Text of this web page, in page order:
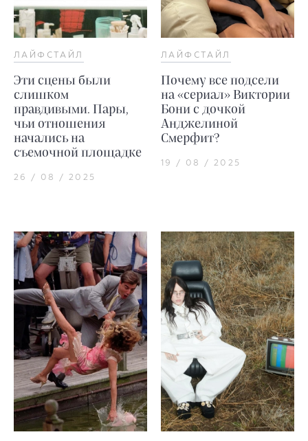
ЛАЙФСТАЙЛ
Эти сцены были
слишком
правдивыми. Пары,
чьи отношения
начались на
съемочной площадке
26 / 08 / 2025
ЛАЙФСТАЙЛ
Почему все подсели
на «сериал» Виктории
Бони с дочкой
Анджелиной
Смерфит?
19 / 08 / 2025